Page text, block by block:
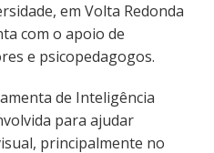
em Volta Redonda
com o apoio de
e psicopedagogos.
de Inteligência
para ajudar
principalmente no